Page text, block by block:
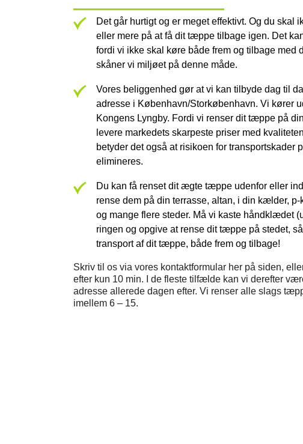
Det går hurtigt og er meget effektivt. Og du skal
eller mere på at få dit tæppe tilbage igen. Det
fordi vi ikke skal køre både frem og tilbage med
skåner vi miljøet på denne måde.
Vores beliggenhed gør at vi kan tilbyde dag til
adresse i København/Storkøbenhavn. Vi kører
Kongens Lyngby. Fordi vi renser dit tæppe på
levere markedets skarpeste priser med
betyder det også at risikoen for transportskader
elimineres.
Du kan få renset dit ægte tæppe udenfor eller
rense dem på din terrasse, altan, i din kælder,
og mange flere steder. Må vi kaste håndklædet
ringen og opgive at rense dit tæppe på stedet,
transport af dit tæppe, både frem og tilbage!
Skriv til os via vores kontaktformular her på siden,
efter kun 10 min. I de fleste tilfælde kan vi derefter
adresse allerede dagen efter. Vi renser alle slags
imellem 6 – 15.